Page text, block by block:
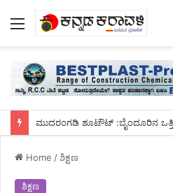
Menu
Home /ಶಿಕ್ಷಣ
ಶಿಕ್ಷಣ